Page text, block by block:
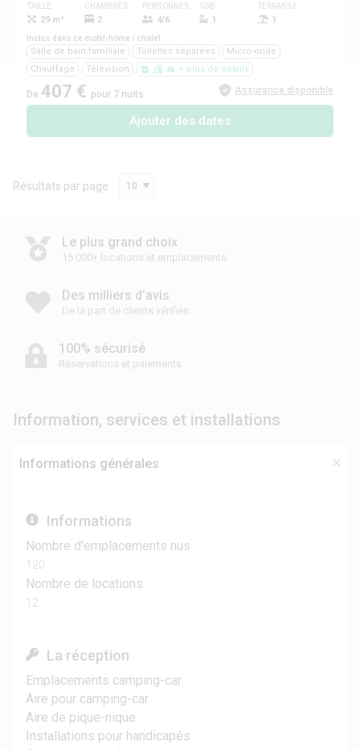
TAILLE
29 m²
CHAMBRES
2
PERSONNES
4/6
SDB
1
TERRASSE
1
Inclus dans ce mobil-home / chalet
Salle de bain familiale Toilettes séparées
Micro-onde
Chauffage
Télévision + plus de détails
De 407 € pour 7 nuits Assurance disponible
Ajouter des dates
Résultats par page 10
Le plus grand choix
15 000+ locations et emplacements
Des milliers d’avis
De la part de clients vérifiés
100% sécurisé
Réservations et paiements
Information, services et installations
Informations générales
Informations
Nombre d'emplacements nus
120
Nombre de locations
12
La réception
Emplacements camping-car
Aire pour camping-car
Aire de pique-nique
Installations pour handicapés